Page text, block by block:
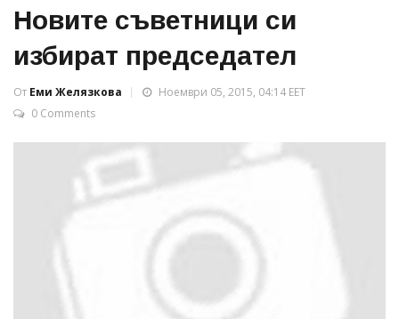
Новите съветници си
избират председател
От Еми Желязкова
Ноември 05, 2015, 04:14 EET
0 Comments